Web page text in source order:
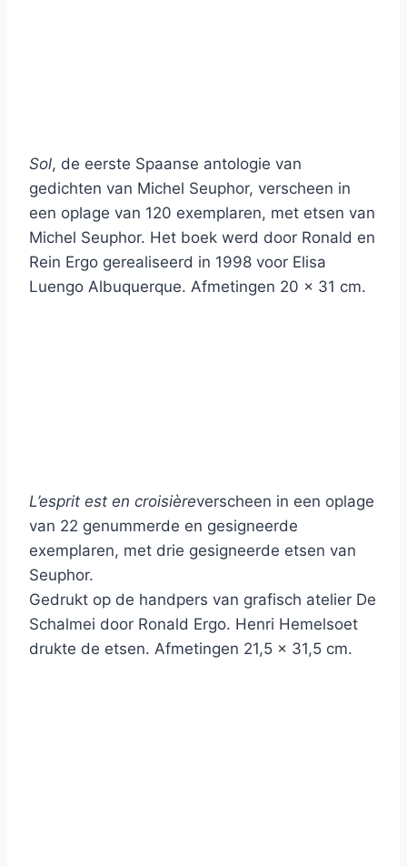
Sol, de eerste Spaanse antologie van
gedichten van Michel Seuphor, verscheen in
een oplage van 120 exemplaren, met etsen van
Michel Seuphor. Het boek werd door Ronald en
Rein Ergo gerealiseerd in 1998 voor Elisa
Luengo Albuquerque. Afmetingen 20 x 31 cm.
L’esprit est en croisièreverscheen in een oplage
van 22 genummerde en gesigneerde
exemplaren, met drie gesigneerde etsen van
Seuphor.
Gedrukt op de handpers van grafisch atelier De
Schalmei door Ronald Ergo. Henri Hemelsoet
drukte de etsen. Afmetingen 21,5 x 31,5 cm.